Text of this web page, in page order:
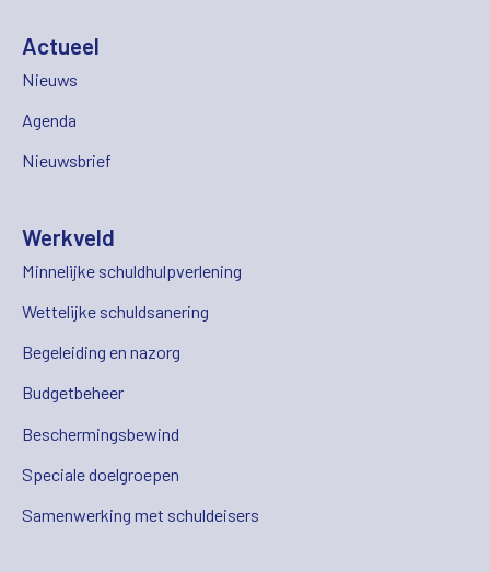
Actueel
Nieuws
Agenda
Nieuwsbrief
Werkveld
Minnelijke schuldhulpverlening
Wettelijke schuldsanering
Begeleiding en nazorg
Budgetbeheer
Beschermingsbewind
Speciale doelgroepen
Samenwerking met schuldeisers